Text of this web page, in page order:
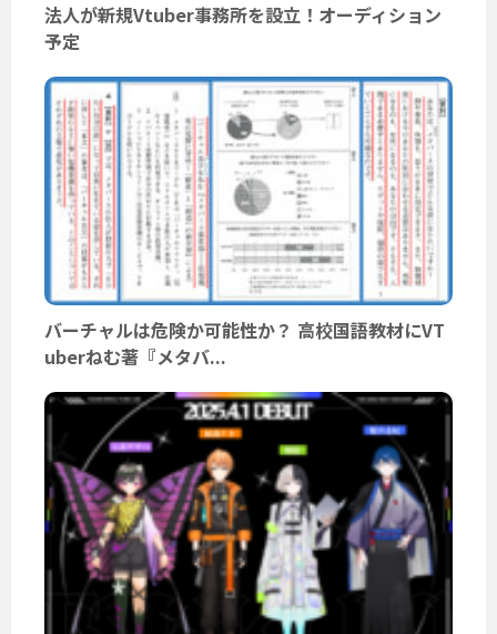
法人が新規Vtuber事務所を設立！オーディション
予定
バーチャルは危険か可能性か？ 高校国語教材にVT
uberねむ著『メタバ...